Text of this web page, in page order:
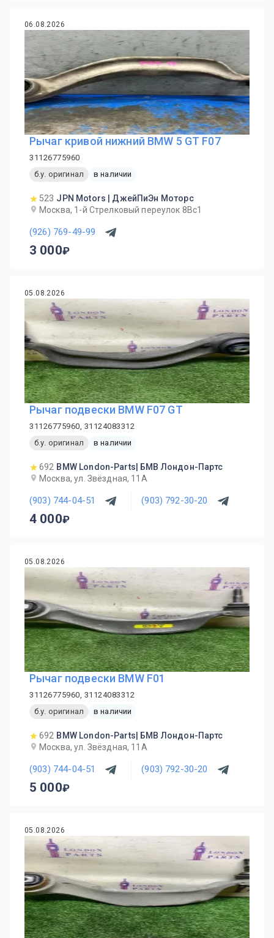
06.08.2026
Рычаг кривой нижний BMW 5 GT F07
31126775960
б.у. оригинал
в наличии
523 JPN Motors | ДжейПиЭн Моторс
Москва, 1-й Cтрелковый переулок 8Вс1
(926) 769-49-99
3 000
05.08.2026
Рычаг подвески BMW F07 GT
31126775960, 31124083312
б.у. оригинал
в наличии
692 BMW London-Parts| БМВ Лондон-Партс
Москва, ул. Звёздная, 11А
(903) 744-04-51 (903) 792-30-20
4 000
05.08.2026
Рычаг подвески BMW F01
31126775960, 31124083312
б.у. оригинал
в наличии
692 BMW London-Parts| БМВ Лондон-Партс
Москва, ул. Звёздная, 11А
(903) 744-04-51 (903) 792-30-20
5 000
05.08.2026